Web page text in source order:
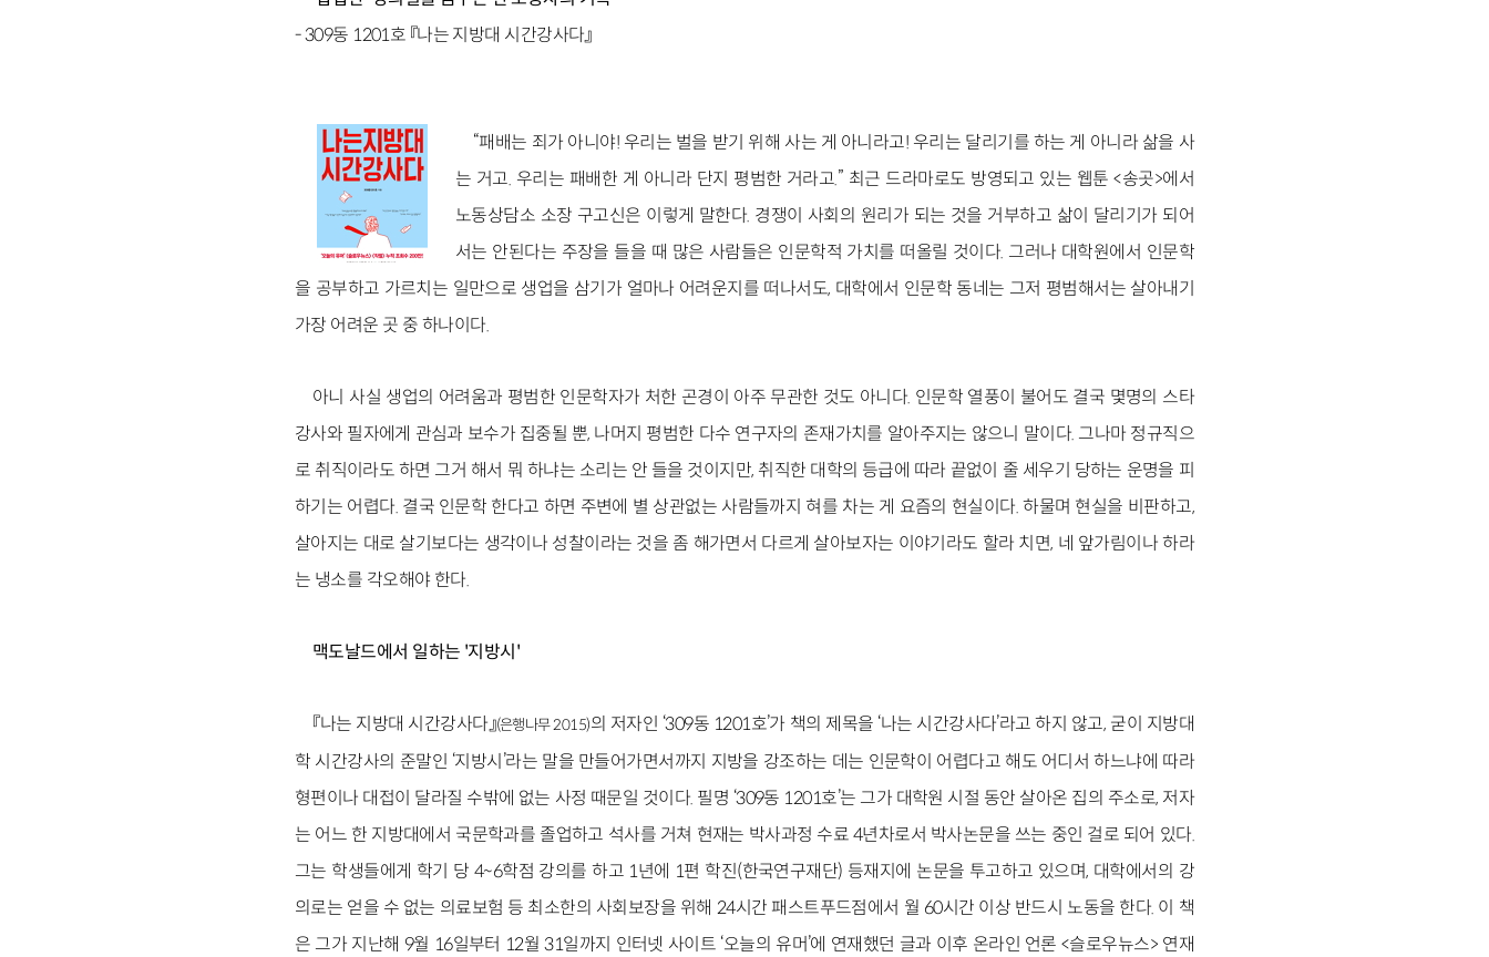
- 309동 1201호 『나는 지방대 시간강사다』
“패배는 죄가 아니야! 우리는 벌을 받기 위해 사는 게 아니라고! 우리는 달리기를 하는 게 아니라 삶을 사
는 거고. 우리는 패배한 게 아니라 단지 평범한 거라고.” 최근 드라마로도 방영되고 있는 웹툰 <송곳>에서
노동상담소 소장 구고신은 이렇게 말한다. 경쟁이 사회의 원리가 되는 것을 거부하고 삶이 달리기가 되어
서는 안된다는 주장을 들을 때 많은 사람들은 인문학적 가치를 떠올릴 것이다. 그러나 대학원에서 인문학
을 공부하고 가르치는 일만으로 생업을 삼기가 얼마나 어려운지를 떠나서도, 대학에서 인문학 동네는 그저 평범해서는 살아내기
가장 어려운 곳 중 하나이다.
아니 사실 생업의 어려움과 평범한 인문학자가 처한 곤경이 아주 무관한 것도 아니다. 인문학 열풍이 불어도 결국 몇명의 스타
강사와 필자에게 관심과 보수가 집중될 뿐, 나머지 평범한 다수 연구자의 존재가치를 알아주지는 않으니 말이다. 그나마 정규직으
로 취직이라도 하면 그거 해서 뭐 하냐는 소리는 안 들을 것이지만, 취직한 대학의 등급에 따라 끝없이 줄 세우기 당하는 운명을 피
하기는 어렵다. 결국 인문학 한다고 하면 주변에 별 상관없는 사람들까지 혀를 차는 게 요즘의 현실이다. 하물며 현실을 비판하고,
살아지는 대로 살기보다는 생각이나 성찰이라는 것을 좀 해가면서 다르게 살아보자는 이야기라도 할라 치면, 네 앞가림이나 하라
는 냉소를 각오해야 한다.
맥도날드에서 일하는 '지방시'
『나는 지방대 시간강사다』(은행나무 2015)의 저자인 ‘309동 1201호’가 책의 제목을 ‘나는 시간강사다’라고 하지 않고, 굳이 지방대
학 시간강사의 준말인 ‘지방시’라는 말을 만들어가면서까지 지방을 강조하는 데는 인문학이 어렵다고 해도 어디서 하느냐에 따라
형편이나 대접이 달라질 수밖에 없는 사정 때문일 것이다. 필명 ‘309동 1201호’는 그가 대학원 시절 동안 살아온 집의 주소로, 저자
는 어느 한 지방대에서 국문학과를 졸업하고 석사를 거쳐 현재는 박사과정 수료 4년차로서 박사논문을 쓰는 중인 걸로 되어 있다.
그는 학생들에게 학기 당 4~6학점 강의를 하고 1년에 1편 학진(한국연구재단) 등재지에 논문을 투고하고 있으며, 대학에서의 강
의로는 얻을 수 없는 의료보험 등 최소한의 사회보장을 위해 24시간 패스트푸드점에서 월 60시간 이상 반드시 노동을 한다. 이 책
은 그가 지난해 9월 16일부터 12월 31일까지 인터넷 사이트 ‘오늘의 유머’에 연재했던 글과 이후 온라인 언론 <슬로우뉴스> 연재